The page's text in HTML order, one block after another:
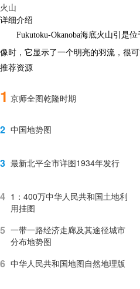
火山
详细介绍
Fukutoku-Okanoba海底火山引是
像时，它显示了一个明亮的羽流，很
推荐资源
1 京师全图乾隆时期
2 中国地势图
3 最新北平全市详图1934年发行
4 1：400万中华人民共和国土地利
用挂图
5 一带一路经济走廊及其途径城市
分布地势图
6 中华人民共和国地图自然地理版